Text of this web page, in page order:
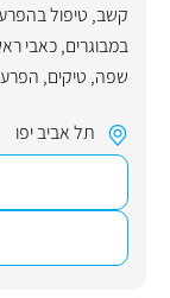
קשב, טיפול
במבוגרים,כאבי
שפה, טיקים,
תל אביב יפו